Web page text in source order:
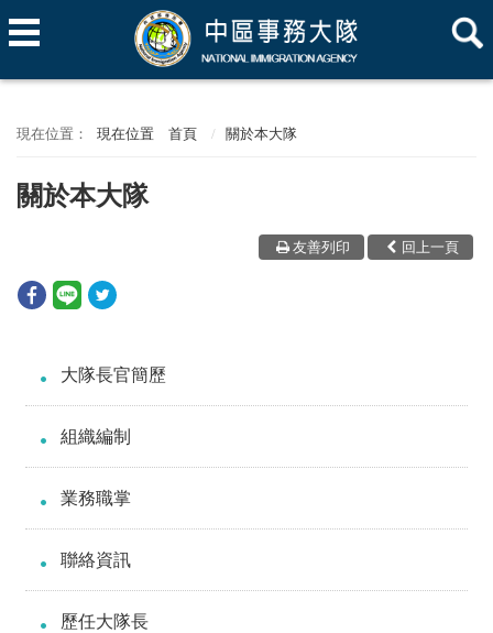
現在位置 首頁 關於本大隊
關於本大隊
回上一頁
友善列印
大隊長官簡歷
組織編制
業務職掌
聯絡資訊
歷任大隊長